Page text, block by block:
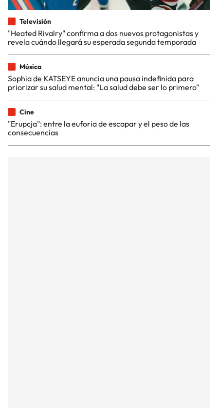
Televisión
"Heated Rivalry" confirma a dos nuevos protagonistas y
revela cuándo llegará su esperada segunda temporada
Música
Sophia de KATSEYE anuncia una pausa indefinida para
priorizar su salud mental: "La salud debe ser lo primero"
Cine
"Erupcja": entre la euforia de escapar y el peso de las
consecuencias